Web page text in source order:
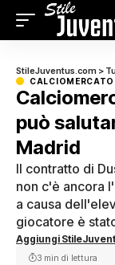
StileJuventus.com >
può
Madrid
Il contratto di
non c'è ancora
a causa
giocatore è
Aggiungi
3 min di lettura